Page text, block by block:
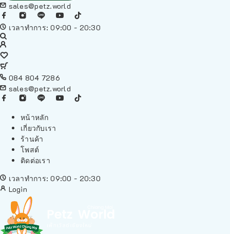
sales@petz.world
เวลาทำการ: 09:00 - 20:30
084 804 7286
sales@petz.world
หน้าหลัก
เกี่ยวกับเรา
ร้านค้า
โพสต์
ติดต่อเรา
เวลาทำการ: 09:00 - 20:30
Login